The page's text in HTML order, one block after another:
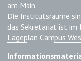
am Main.
Die Institutsräume
das Sekretariat ist im
Lageplan Campus